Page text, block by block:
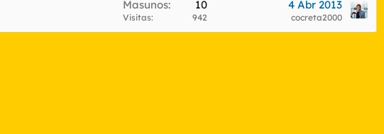
Masunos 10
Visitas 942
4 Abr 2013
cocreta2000